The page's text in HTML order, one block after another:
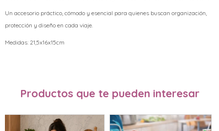
Un accesorio práctico, cómodo y esencial para quienes buscan organización,
protección y diseño en cada viaje.
Medidas: 21,5x16x15cm
Productos que te pueden interesar